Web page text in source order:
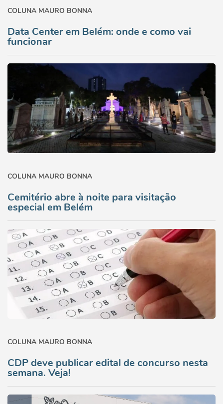
COLUNA MAURO BONNA
Data Center em Belém: onde e como vai
funcionar
COLUNA MAURO BONNA
Cemitério abre à noite para visitação
especial em Belém
COLUNA MAURO BONNA
CDP deve publicar edital de concurso nesta
semana. Veja!